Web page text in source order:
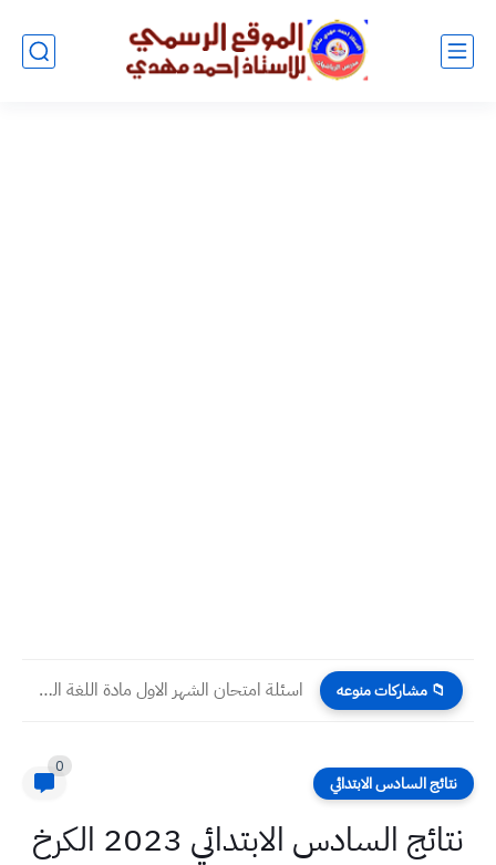
📁 مشاركات منوعه اسئلة امتحان الشهر الاول مادة اللغة العربية صف السادس الاعدادي
نتائج السادس الابتدائي
0
نتائج السادس الابتدائي 2023 الكرخ